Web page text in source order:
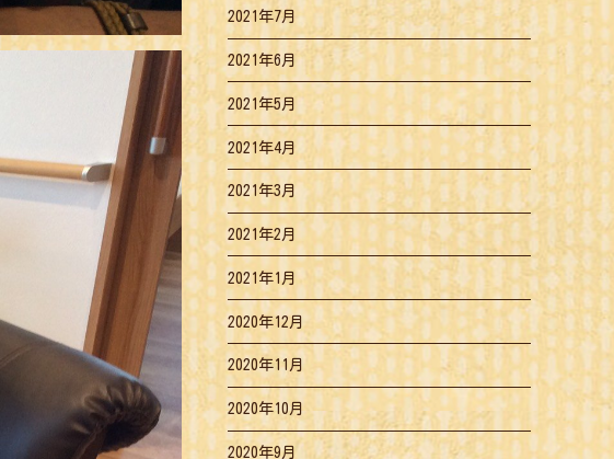
2021年7月
2021年6月
2021年5月
2021年4月
2021年3月
2021年2月
2021年1月
2020年12月
2020年11月
2020年10月
2020年9月